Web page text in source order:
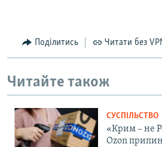
Поділитись Читати без
Читайте також
СУСПІЛЬСТВО
«Крим – не
Ozon